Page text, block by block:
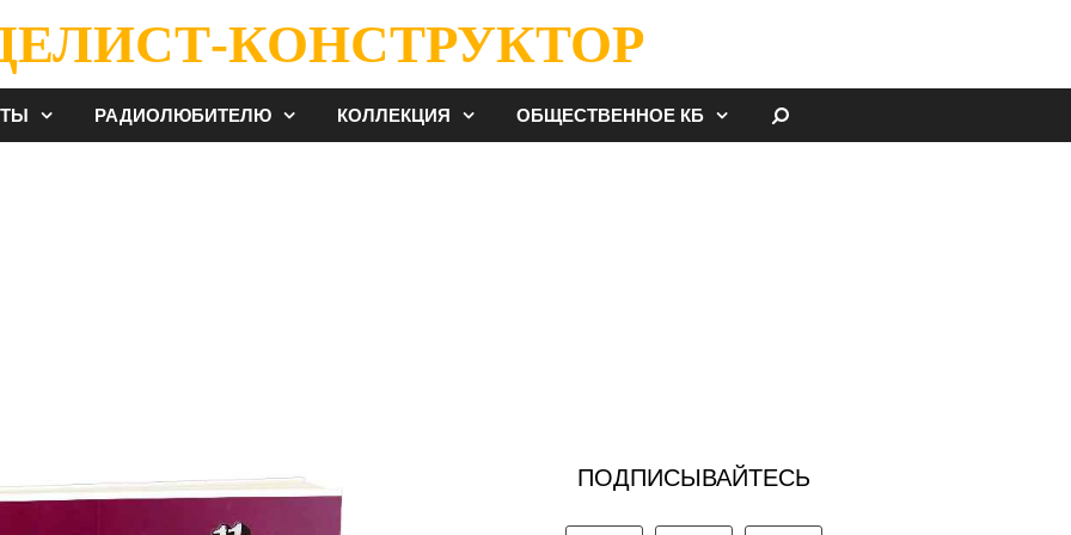
КОНСТРУКТОР
РАДИОЛЮБИТЕЛЮ КОЛЛЕКЦИЯ ОБЩЕСТВЕННОЕ КБ
ПОДПИСЫВАЙТЕСЬ